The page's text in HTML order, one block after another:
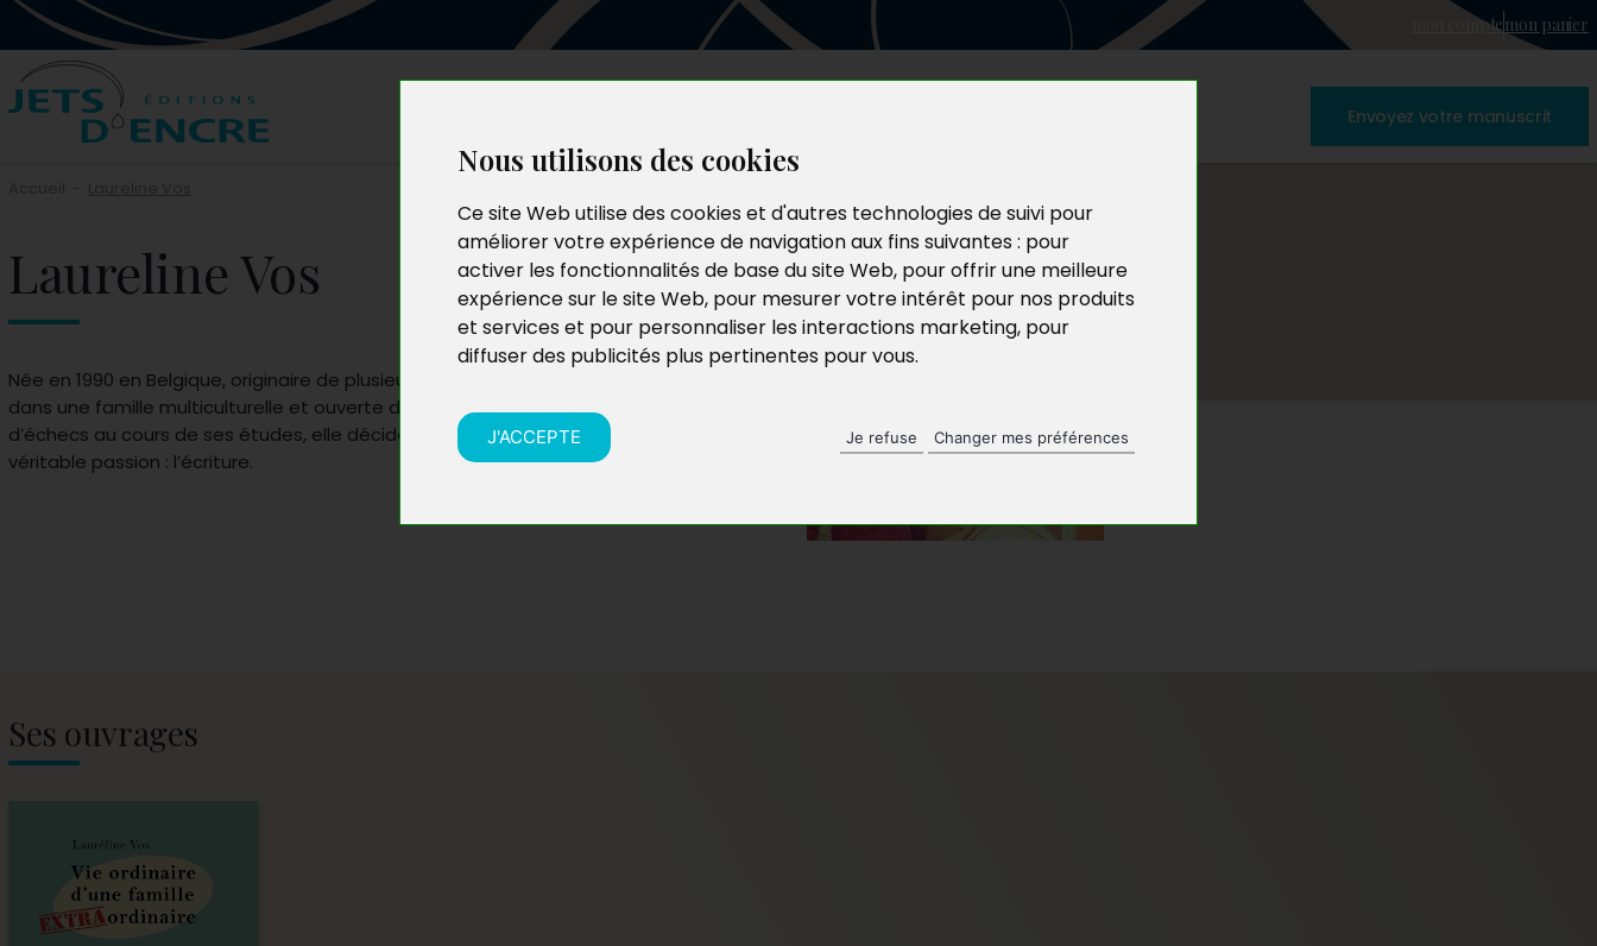
Nous utilisons des cookies
Ce site Web utilise des cookies et d'autres technologies de suivi pour
améliorer votre expérience de navigation aux fins suivantes : pour
activer les fonctionnalités de base du site Web, pour offrir une meilleure
expérience sur le site Web, pour mesurer votre intérêt pour nos produits
et services et pour personnaliser les interactions marketing, pour
diffuser des publicités plus pertinentes pour vous.
J'ACCEPTE Je refuse Changer mes préférences
mon comptemon panier
Envoyez votre manuscrit
Laureline Vos
Née en 1990 en Belgique, originaire de plusieurs horizons, Lauréline Vos a grandi
dans une famille multiculturelle et ouverte d’esprit. Suite à une succession
d’échecs au cours de ses études, elle décide de se consacrer pleinement à sa
véritable passion : l’écriture.
Ses ouvrages